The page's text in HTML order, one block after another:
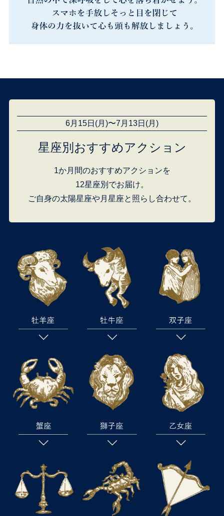
6月15日(月)〜7月13日(月)
星座別おすすめアクション
1か月間のおすすめアクションを
12星座別でお届け。
ご自身の太陽星座や月星座と照らし合わせて。